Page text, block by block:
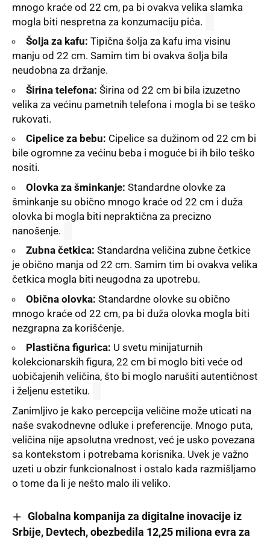
mnogo kraće od 22 cm, pa bi ovakva velika slamka
mogla biti nespretna za konzumaciju pića.
Šolja za kafu: Tipična šolja za kafu ima visinu
manju od 22 cm. Samim tim bi ovakva šolja bila
neudobna za držanje.
Širina telefona: Širina od 22 cm bi bila izuzetno
velika za većinu pametnih telefona i mogla bi se teško
rukovati.
Cipelice za bebu: Cipelice sa dužinom od 22 cm bi
bile ogromne za većinu beba i moguće bi ih bilo teško
nositi.
Olovka za šminkanje: Standardne olovke za
šminkanje su obično mnogo kraće od 22 cm i duža
olovka bi mogla biti nepraktična za precizno
nanošenje.
Zubna četkica: Standardna veličina zubne četkice
je obično manja od 22 cm. Samim tim bi ovakva velika
četkica mogla biti neugodna za upotrebu.
Obična olovka: Standardne olovke su obično
mnogo kraće od 22 cm, pa bi duža olovka mogla biti
nezgrapna za korišćenje.
Plastična figurica: U svetu minijaturnih
kolekcionarskih figura, 22 cm bi moglo biti veće od
uobičajenih veličina, što bi moglo narušiti autentičnost
i željenu estetiku.
Zanimljivo je kako percepcija veličine može uticati na
naše svakodnevne odluke i preferencije. Mnogo puta,
veličina nije apsolutna vrednost, već je usko povezana
sa kontekstom i potrebama korisnika. Uvek je važno
uzeti u obzir funkcionalnost i ostalo kada razmišljamo
o tome da li je nešto malo ili veliko.
Globalna kompanija za digitalne inovacije iz
Srbije, Devtech, obezbedila 12,25 miliona evra za